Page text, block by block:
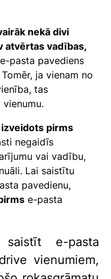
nekā divi
atvērtas vadības,
pasta pavediens
ja vienam no
tas
pirms
negaidīs
vai vadību,
Lai saistītu
pavedienu,
e-pasta
e-pasta
vienumiem,